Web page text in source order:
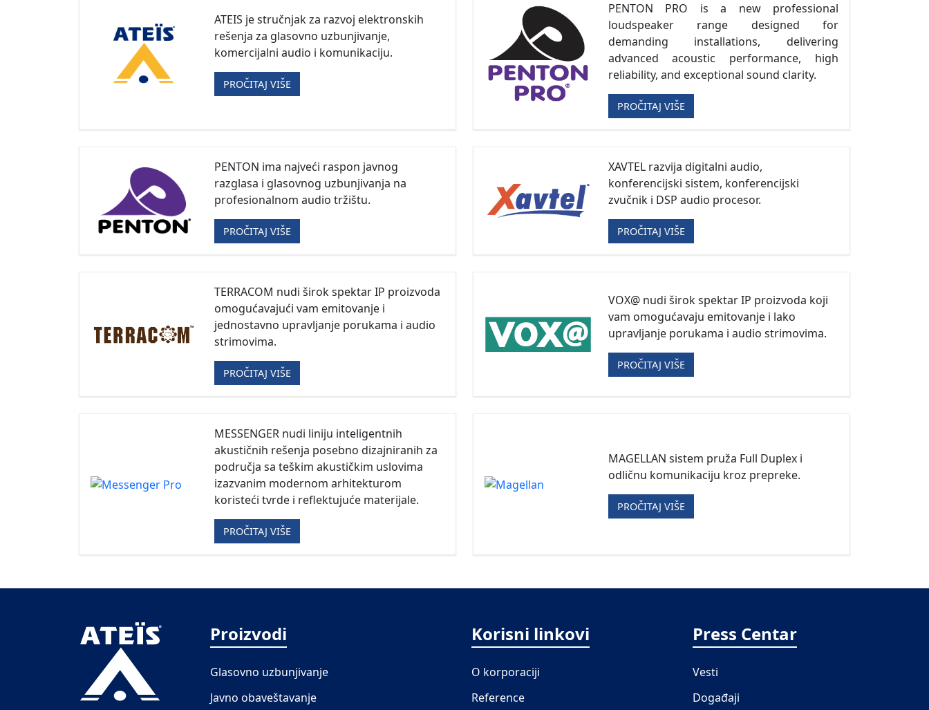
ATEIS je stručnjak za razvoj elektronskih
rešenja za glasovno uzbunjivanje,
komercijalni audio i komunikaciju.
PROČITAJ VIŠE
PENTON PRO is a new professional
loudspeaker range designed for
demanding installations, delivering
advanced acoustic performance, high
reliability, and exceptional sound clarity.
PROČITAJ VIŠE
PENTON ima najveći raspon javnog
razglasa i glasovnog uzbunjivanja na
profesionalnom audio tržištu.
PROČITAJ VIŠE
XAVTEL razvija digitalni audio,
konferencijski sistem, konferencijski
zvučnik i DSP audio procesor.
PROČITAJ VIŠE
TERRACOM nudi širok spektar IP proizvoda
omogućavajući vam emitovanje i
jednostavno upravljanje porukama i audio
strimovima.
PROČITAJ VIŠE
VOX@ nudi širok spektar IP proizvoda koji
vam omogućavaju emitovanje i lako
upravljanje porukama i audio strimovima.
PROČITAJ VIŠE
MESSENGER nudi liniju inteligentnih
akustičnih rešenja posebno dizajniranih za
područja sa teškim akustičkim uslovima
izazvanim modernom arhitekturom
koristeći tvrde i reflektujuće materijale.
PROČITAJ VIŠE
MAGELLAN sistem pruža Full Duplex i
odličnu komunikaciju kroz prepreke.
PROČITAJ VIŠE
Proizvodi
Glasovno uzbunjivanje
Javno obaveštavanje
Korisni linkovi
O korporaciji
Reference
Press Centar
Vesti
Događaji